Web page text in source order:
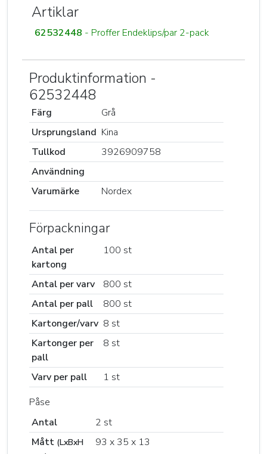
Artiklar
62532448 - Proffer Endeklips/par 2-pack
Produktinformation -
62532448
Färg
Grå
Ursprungsland Kina
Tullkod
3926909758
Användning
Varumärke
Nordex
Förpackningar
Antal per
kartong
100 st
Antal per varv
800 st
Antal per pall
800 st
Kartonger/varv 8 st
Kartonger per
pall
8 st
Varv per pall
1 st
Påse
Antal
2 st
Mått (LxBxH
93 x 35 x 13